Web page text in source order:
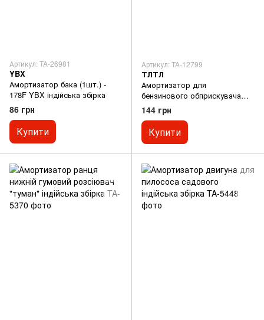
Артикул: TA-26981
YBX
Амортизатор бака (1шт.) -
178F YBX індійська збірка
86 грн
Купити
Артикул: TA-12799
ТЛТЛ
Амортизатор для
бензинового обприскувача
тип 2 українська якість
144 грн
Купити